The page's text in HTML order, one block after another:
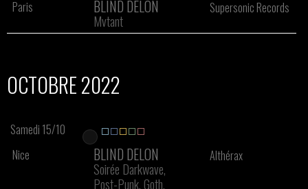
Paris
BLIND DELON
Mvtant
Supersonic Records
OCTOBRE 2022
Samedi 15/10
Nice
BLIND DELON
Soirée Darkwave,
Post-Punk, Goth,
Althérax